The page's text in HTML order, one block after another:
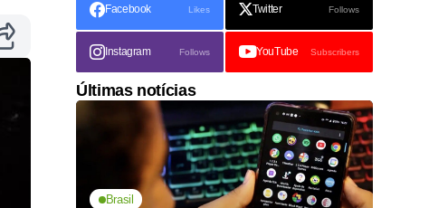
Facebook Likes Twitter Follows
Instagram Follows YouTube Subscribers
Últimas notícias
Brasil